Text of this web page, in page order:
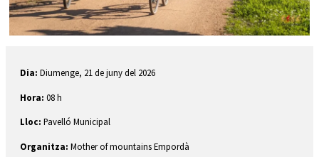
Dia: Diumenge, 21 de juny del 2026
Hora: 08 h
Lloc: Pavelló Municipal
Organitza: Mother of mountains Empordà